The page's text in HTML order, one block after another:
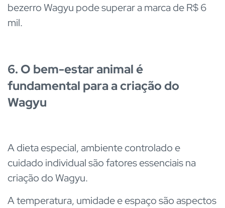
bezerro Wagyu pode superar a marca de R$ 6
mil.
6. O bem-estar animal é
fundamental para a criação do
Wagyu
A dieta especial, ambiente controlado e
cuidado individual são fatores essenciais na
criação do Wagyu.
A temperatura, umidade e espaço são aspectos